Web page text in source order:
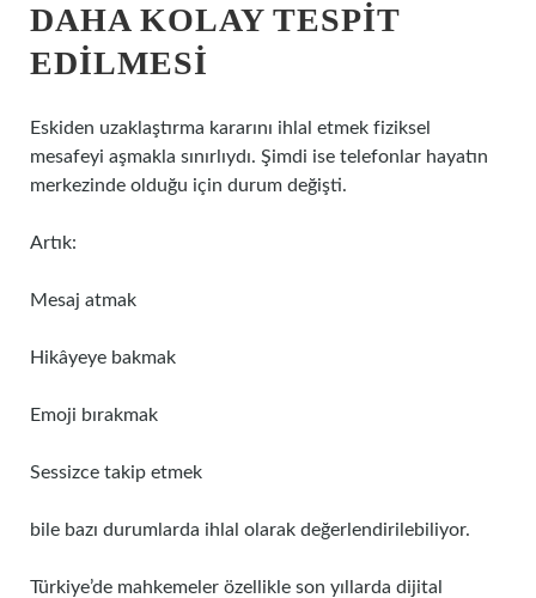
DAHA KOLAY TESPIT
EDILMESI
Eskiden uzaklaştırma kararını ihlal etmek fiziksel
mesafeyi aşmakla sınırlıydı. Şimdi ise telefonlar hayatın
merkezinde olduğu için durum değişti.
Artık:
Mesaj atmak
Hikâyeye bakmak
Emoji bırakmak
Sessizce takip etmek
bile bazı durumlarda ihlal olarak değerlendirilebiliyor.
Türkiye’de mahkemeler özellikle son yıllarda dijital